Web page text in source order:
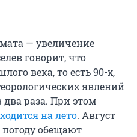
— увеличение
говорит, что
века, то есть 90-х,
явлений
раза. При этом
на лето. Август
обещают